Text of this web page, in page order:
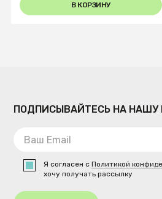
В КОРЗИНУ
ПОДПИСЫВАЙТЕСЬ НА НАШУ
Я согласен сПолитикой
хочу получать рассылку